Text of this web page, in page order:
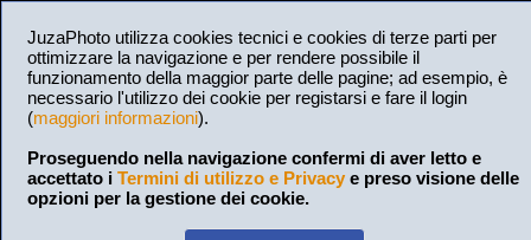
JuzaPhoto utilizza cookies tecnici e cookies di terze parti per
ottimizzare la navigazione e per rendere possibile il
funzionamento della maggior parte delle pagine; ad esempio, è
necessario l'utilizzo dei cookie per registarsi e fare il login
(maggiori informazioni).
Proseguendo nella navigazione confermi di aver letto e
accettato i Termini di utilizzo e Privacy e preso visione delle
opzioni per la gestione dei cookie.